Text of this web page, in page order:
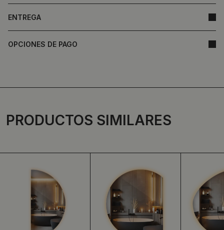
ENTREGA
OPCIONES DE PAGO
PRODUCTOS SIMILARES